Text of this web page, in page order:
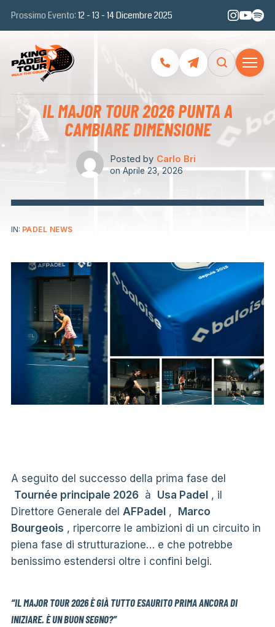
Prossimo Evento: 12 - 13 - 14 Dicembre 2025
IL MAJOR TOUR 2026 PUNTA A
CAMBIARE DIMENSIONE
Posted by Carlo Bri
on Aprile 23, 2026
IN: PADEL NEWS
A seguito del successo della prima fase del
Tournée principale 2026à Usa Padel, il
Direttore Generale del AFPadel, Marco
Bourgeois , ripercorre le ambizioni di un circuito in
piena fase di strutturazione… e che potrebbe
benissimo estendersi oltre i confini belgi.
“IL MAJOR TOUR 2026 È GIÀ TUTTO ESAURITO PRIMA ANCORA DI
INIZIARE. È UN BUON SEGNO?”